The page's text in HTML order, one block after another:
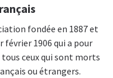
fondée en 1887 et
février 1906 qui a pour
ceux qui sont morts
ou étrangers.